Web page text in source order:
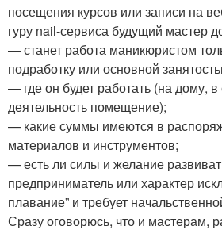
посещения курсов или записи на
гуру nail-сервиса будущий мастер
— станет работа маникюристом
подработку или основной
— где он будет работать (на дому,
деятельность помещение);
— какие суммы имеются в
материалов и инструментов;
— есть ли силы и желание
предприниматель или характер
плавание” и требует
Сразу оговорюсь, что и мастерам,